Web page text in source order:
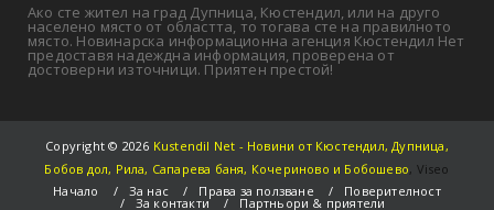
Ако сте жител на град Дупница, Кюстендил, или на друго
населено място от областта, то тогава сте на правилното
място. Новинарска информационна агенция Кюстендил Нет
предоставя надеждна информация, проверена от
достоверни източници. Приятен престой!
Copyright © 2026 Kustendil Net - Новини от Кюстендил, Дупница,
Бобов дол, Рила, Сапарева баня, Кочериново и Бобошево, Viseo
Начало
За нас Права за ползване Поверителност
За контакти Партньори & приятели